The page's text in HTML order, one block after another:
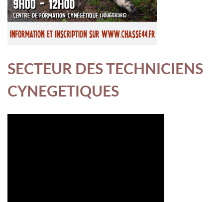
SECTEUR DES TECHNICIENS
CYNEGETIQUES